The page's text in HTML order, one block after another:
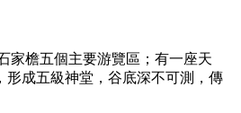
家檐五個主要游覽區；有一座天
形成五級神堂，谷底深不可測，傳